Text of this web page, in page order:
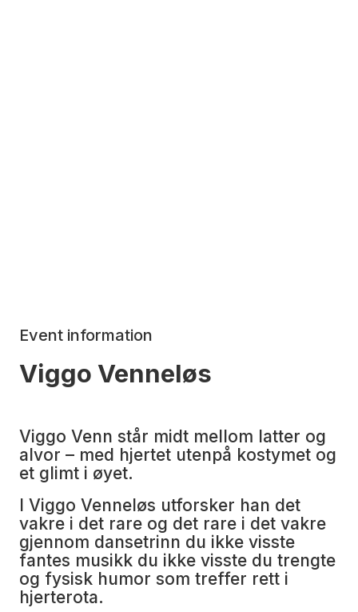
Event information
Viggo Venneløs
Viggo Venn står midt mellom latter og
alvor – med hjertet utenpå kostymet og
et glimt i øyet.
I Viggo Venneløs utforsker han det
vakre i det rare og det rare i det vakre
gjennom dansetrinn du ikke visste
fantes musikk du ikke visste du trengte
og fysisk humor som treffer rett i
hjerterota.